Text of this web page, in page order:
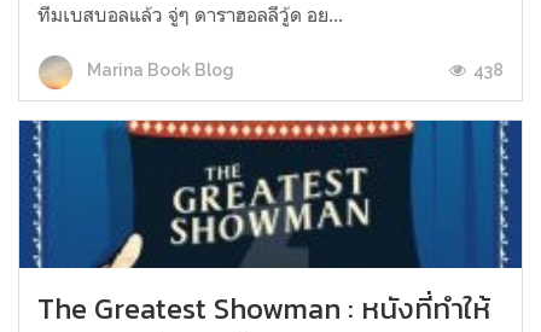
ทีมเบสบอลแล้ว จู่ๆ ดาราฮอลลีวู้ด อย...
Marina Book Blog 438
The Greatest Showman : หนังที่ทำให้